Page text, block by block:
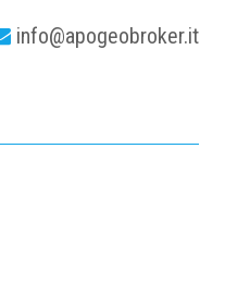
info@apogeobroker.it